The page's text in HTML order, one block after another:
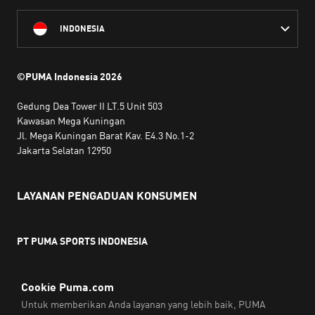
INDONESIA
©PUMA Indonesia2026
Gedung Dea Tower II LT.5 Unit 503
Kawasan Mega Kuningan
Jl. Mega Kuningan Barat Kav. E4.3 No.1-2
Jakarta Selatan 12950
LAYANAN PENGADUAN KONSUMEN
PT PUMA SPORTS INDONESIA
Email:service@sea.puma.com
Telepon:
+622130942720